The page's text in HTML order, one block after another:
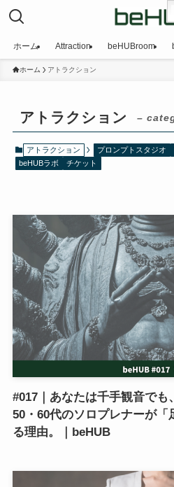
ホーム Attraction beHUBroom
ホーム アトラクション
アトラクション –
アトラクション プロンプトスタジオ
beHUBラボ
チケット
#017｜あなたは千手観音でも
50・60代のソロプレナーが
る理由。｜beHUB